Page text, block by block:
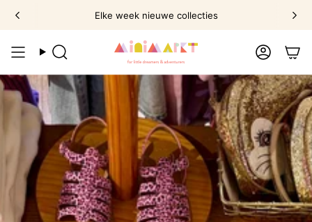
naar
Elke week nieuwe collecties
Zoek Account